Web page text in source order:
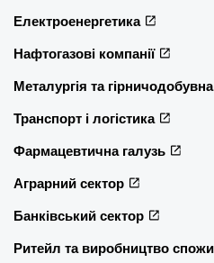
Електроенергетика
Нафтогазові компанії
Металургія та
Транспорт і логістика
Фармацевтична галузь
Аграрний сектор
Банківський сектор
Ритейл та виробництво